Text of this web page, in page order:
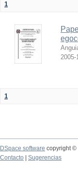
1
2005-
1
DSpace software copyright ©
Contacto
Sugerencias